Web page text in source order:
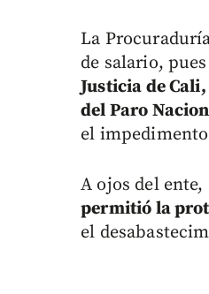
La
de salario,
Justicia de
del Paro
el
A ojos del
permitió la
el